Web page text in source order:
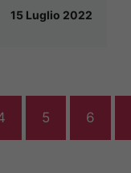
15 Luglio 2022
5 6